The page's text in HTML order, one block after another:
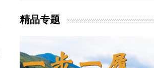
精品专题